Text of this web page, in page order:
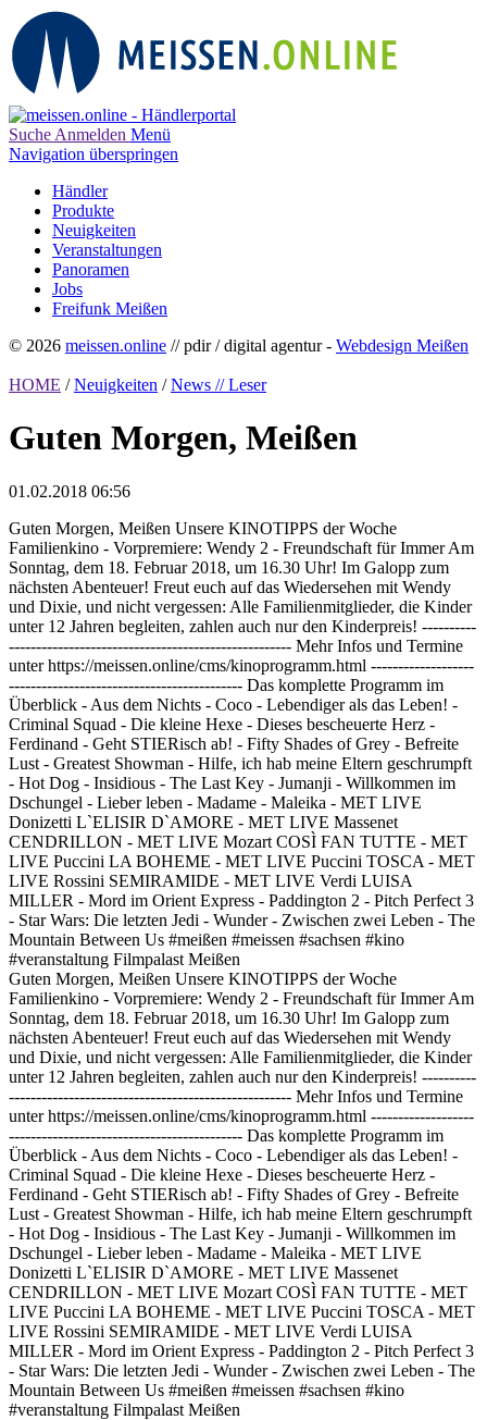
Suche Anmelden Menü
Navigation überspringen
Händler
Produkte
Neuigkeiten
Veranstaltungen
Panoramen
Jobs
Freifunk Meißen
© 2026 meissen.online // pdir / digital agentur - Webdesign Meißen
HOME / Neuigkeiten / News // Leser
Guten Morgen, Meißen
01.02.2018 06:56
Guten Morgen, Meißen Unsere KINOTIPPS der Woche
Familienkino - Vorpremiere: Wendy 2 - Freundschaft für Immer Am
Sonntag, dem 18. Februar 2018, um 16.30 Uhr! Im Galopp zum
nächsten Abenteuer! Freut euch auf das Wiedersehen mit Wendy
und Dixie, und nicht vergessen: Alle Familienmitglieder, die Kinder
unter 12 Jahren begleiten, zahlen auch nur den Kinderpreis! ----------
---------------------------------------------------- Mehr Infos und Termine
unter https://meissen.online/cms/kinoprogramm.html -------------------
------------------------------------------- Das komplette Programm im
Überblick - Aus dem Nichts - Coco - Lebendiger als das Leben! -
Criminal Squad - Die kleine Hexe - Dieses bescheuerte Herz -
Ferdinand - Geht STIERisch ab! - Fifty Shades of Grey - Befreite
Lust - Greatest Showman - Hilfe, ich hab meine Eltern geschrumpft
- Hot Dog - Insidious - The Last Key - Jumanji - Willkommen im
Dschungel - Lieber leben - Madame - Maleika - MET LIVE
Donizetti L`ELISIR D`AMORE - MET LIVE Massenet
CENDRILLON - MET LIVE Mozart COSÌ FAN TUTTE - MET
LIVE Puccini LA BOHEME - MET LIVE Puccini TOSCA - MET
LIVE Rossini SEMIRAMIDE - MET LIVE Verdi LUISA
MILLER - Mord im Orient Express - Paddington 2 - Pitch Perfect 3
- Star Wars: Die letzten Jedi - Wunder - Zwischen zwei Leben - The
Mountain Between Us #meißen #meissen #sachsen #kino
#veranstaltung Filmpalast Meißen
Guten Morgen, Meißen Unsere KINOTIPPS der Woche
Familienkino - Vorpremiere: Wendy 2 - Freundschaft für Immer Am
Sonntag, dem 18. Februar 2018, um 16.30 Uhr! Im Galopp zum
nächsten Abenteuer! Freut euch auf das Wiedersehen mit Wendy
und Dixie, und nicht vergessen: Alle Familienmitglieder, die Kinder
unter 12 Jahren begleiten, zahlen auch nur den Kinderpreis! ----------
---------------------------------------------------- Mehr Infos und Termine
unter https://meissen.online/cms/kinoprogramm.html -------------------
------------------------------------------- Das komplette Programm im
Überblick - Aus dem Nichts - Coco - Lebendiger als das Leben! -
Criminal Squad - Die kleine Hexe - Dieses bescheuerte Herz -
Ferdinand - Geht STIERisch ab! - Fifty Shades of Grey - Befreite
Lust - Greatest Showman - Hilfe, ich hab meine Eltern geschrumpft
- Hot Dog - Insidious - The Last Key - Jumanji - Willkommen im
Dschungel - Lieber leben - Madame - Maleika - MET LIVE
Donizetti L`ELISIR D`AMORE - MET LIVE Massenet
CENDRILLON - MET LIVE Mozart COSÌ FAN TUTTE - MET
LIVE Puccini LA BOHEME - MET LIVE Puccini TOSCA - MET
LIVE Rossini SEMIRAMIDE - MET LIVE Verdi LUISA
MILLER - Mord im Orient Express - Paddington 2 - Pitch Perfect 3
- Star Wars: Die letzten Jedi - Wunder - Zwischen zwei Leben - The
Mountain Between Us #meißen #meissen #sachsen #kino
#veranstaltung Filmpalast Meißen